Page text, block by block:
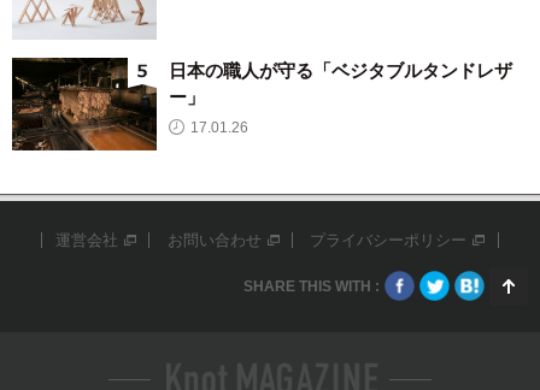
日本の職人が守る「ベジタブルタンドレザ
ー」
17.01.26
運営会社 お問い合わせ プライバシーポリシー
SHARE THIS WITH :